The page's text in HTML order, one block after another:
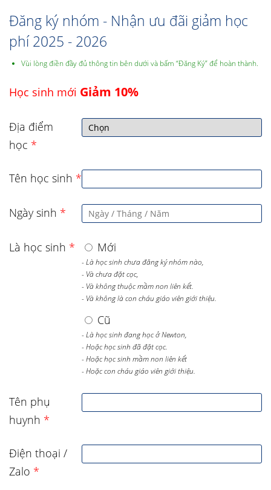
Đăng ký nhóm - Nhận ưu đãi giảm học
phí 2025 - 2026
Vùi lòng điền đầy đủ thông tin bên dưới và bấm “Đăng Ký” để hoàn thành.
Học sinh mới Giảm 10%
Địa điểm
học *
Tên học sinh *
Ngày sinh *
Là học sinh * Mới
- Là học sinh chưa đăng ký nhóm nào,
- Và chưa đặt cọc,
- Và không thuộc mầm non liên kết.
- Và không là con cháu giáo viên giới thiệu.
Cũ
- Là học sinh đang học ở Newton,
- Hoặc học sinh đã đặt cọc.
- Hoặc học sinh mầm non liên kết
- Hoặc con cháu giáo viên giới thiệu.
Tên phụ
huynh *
Điện thoại /
Zalo *